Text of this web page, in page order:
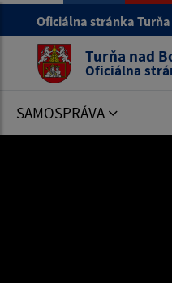
Oficiálna stránka
Turňa nad
Oficiálna
SAMOSPRÁVA